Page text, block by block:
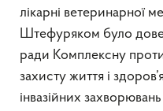
лікарні ветеринарної
Штефуряком було
ради Комплексну
захисту життя і
інвазійних